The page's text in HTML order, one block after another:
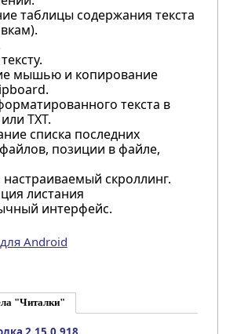
таблицы содержания текста
мышью и копирование
текста в
TXT.
списка последних
позиции в файле,
скроллинг.
листания
интерфейс.
Android
"Читалки"